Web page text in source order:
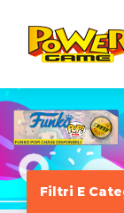
Filtri E